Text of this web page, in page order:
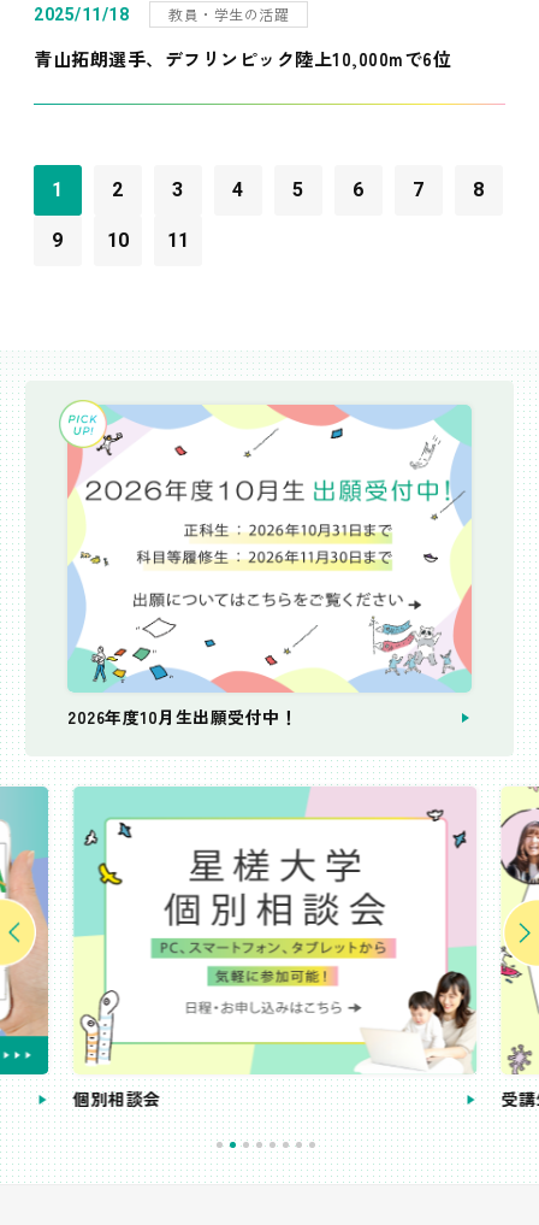
2025/11/18 教員・学生の活躍
青山拓朗選手、デフリンピック陸上10,000mで6位
1 2 3 4 5 6 7 8
9 10 11
2026年度10月生出願受付中！
個別相談会 受講